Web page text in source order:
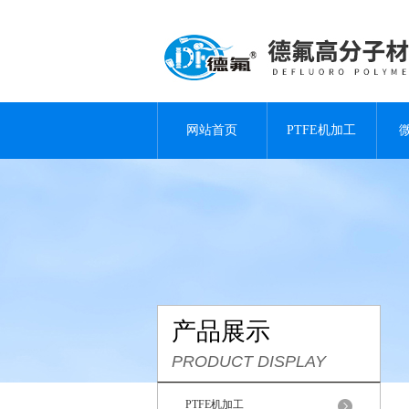
网站首页 PTFE机加工
产品展示
PRODUCT DISPLAY
PTFE机加工